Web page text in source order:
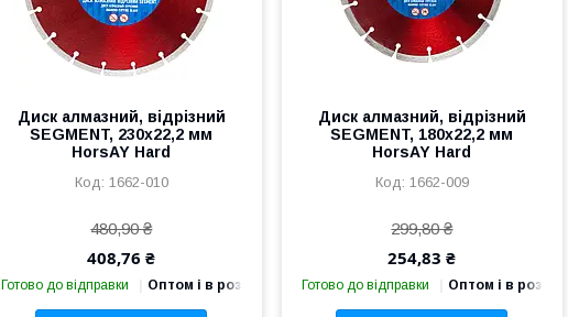
Диск алмазний, відрізний
SEGMENT, 230х22,2 мм
HorsAY Hard
1662-010
480,90 ₴
408,76 ₴
Готово до відправки Оптом і в роздріб
Диск алмазний, відрізний
SEGMENT, 180х22,2 мм
HorsAY Hard
1662-009
299,80 ₴
254,83 ₴
Готово до відправки Оптом і в роздріб